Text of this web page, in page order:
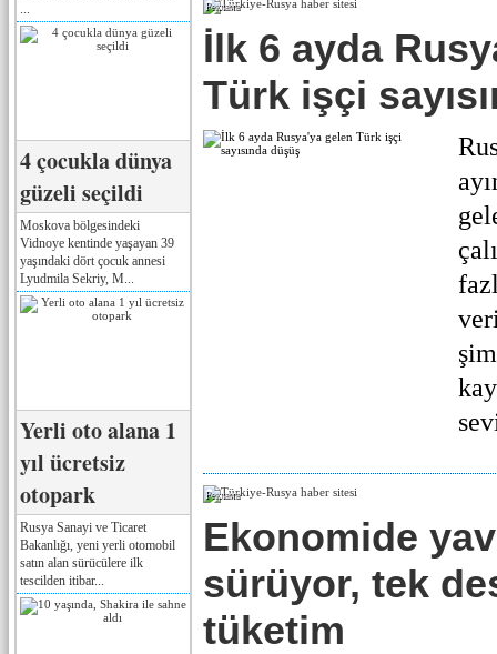
4 çocukla dünya
güzeli seçildi
Moskova bölgesindeki
Vidnoye kentinde yaşayan 39
yaşındaki dört çocuk annesi
Lyudmila Sekriy, M...
Yerli oto alana 1
yıl ücretsiz
otopark
Rusya Sanayi ve Ticaret
Bakanlığı, yeni yerli otomobil
satın alan sürücülere ilk
tescilden itibar...
Реклама
İlk 6 ayda
Türk işçi
Реклама
Ekonomide
sürüyor, tek
tüketim